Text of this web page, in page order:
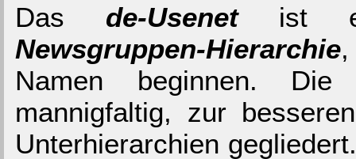
Das de-Usenetist
Newsgruppen-Hierarchie
Namen beginnen.
mannigfaltig, zur
Unterhierarchien